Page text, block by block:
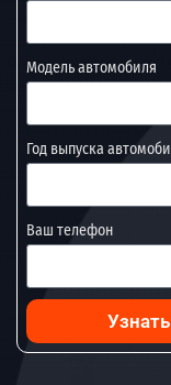
Модель автомобиля
Год выпуска
Ваш телефон